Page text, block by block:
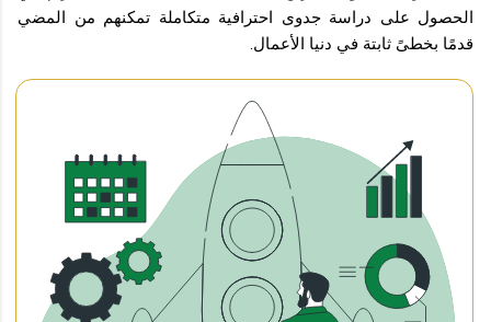
الحصول على دراسة جدوى احترافية متكاملة تمكنهم من المضي
قدمًا بخطىً ثابتة في دنيا الأعمال.